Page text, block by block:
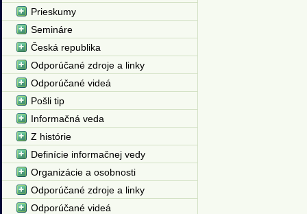
Prieskumy
Semináre
Česká republika
Odporúčané zdroje a linky
Odporúčané videá
Pošli tip
Informačná veda
Z histórie
Definície informačnej vedy
Organizácie a osobnosti
Odporúčané zdroje a linky
Odporúčané videá